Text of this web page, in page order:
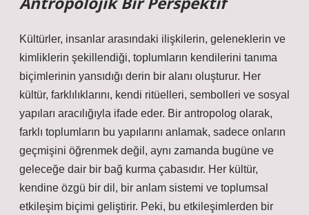
Kültürler, insanlar arasındaki ilişkilerin, geleneklerin ve
kimliklerin şekillendiği, toplumların kendilerini tanıma
biçimlerinin yansıdığı derin bir alanı oluşturur. Her
kültür, farklılıklarını, kendi ritüelleri, sembolleri ve sosyal
yapıları aracılığıyla ifade eder. Bir antropolog olarak,
farklı toplumların bu yapılarını anlamak, sadece onların
geçmişini öğrenmek değil, aynı zamanda bugüne ve
geleceğe dair bir bağ kurma çabasıdır. Her kültür,
kendine özgü bir dil, bir anlam sistemi ve toplumsal
etkileşim biçimi geliştirir. Peki, bu etkileşimlerden bir